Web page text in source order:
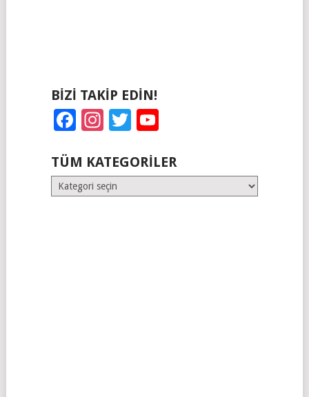
BIZI TAKIP EDIN!
Facebook
Instagram
Twitter
TÜM KATEGORILER
Tüm
Kategoriler